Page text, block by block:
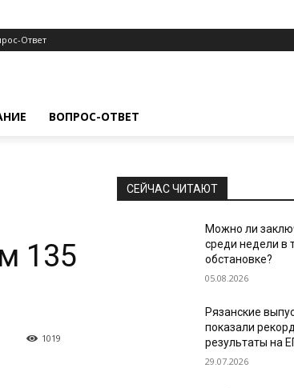
Ответ
ВОПРОС-ОТВЕТ
135
1019
СЕЙЧАС ЧИТАЮТ
Можно ли
среди недели в
обстановке?
05.08.2026
Рязанские
показали
результаты на
29.07.2026